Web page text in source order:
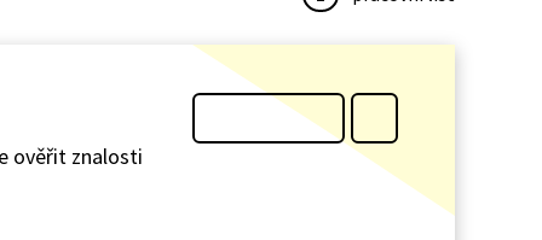
ověřit znalosti